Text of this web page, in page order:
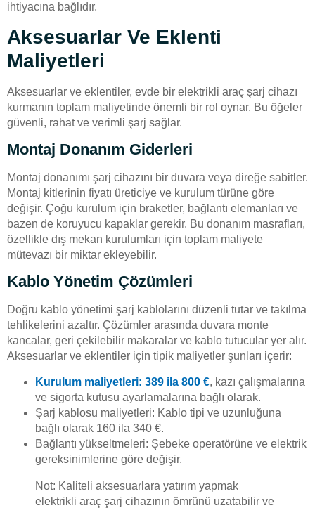
ihtiyacına bağlıdır.
Aksesuarlar Ve Eklenti
Maliyetleri
Aksesuarlar ve eklentiler, evde bir elektrikli araç şarj cihazı
kurmanın toplam maliyetinde önemli bir rol oynar. Bu öğeler
güvenli, rahat ve verimli şarj sağlar.
Montaj Donanım Giderleri
Montaj donanımı şarj cihazını bir duvara veya direğe sabitler.
Montaj kitlerinin fiyatı üreticiye ve kurulum türüne göre
değişir. Çoğu kurulum için braketler, bağlantı elemanları ve
bazen de koruyucu kapaklar gerekir. Bu donanım masrafları,
özellikle dış mekan kurulumları için toplam maliyete
mütevazı bir miktar ekleyebilir.
Kablo Yönetim Çözümleri
Doğru kablo yönetimi şarj kablolarını düzenli tutar ve takılma
tehlikelerini azaltır. Çözümler arasında duvara monte
kancalar, geri çekilebilir makaralar ve kablo tutucular yer alır.
Aksesuarlar ve eklentiler için tipik maliyetler şunları içerir:
Kurulum maliyetleri: 389 ila 800 €, kazı çalışmalarına
ve sigorta kutusu ayarlamalarına bağlı olarak.
Şarj kablosu maliyetleri: Kablo tipi ve uzunluğuna
bağlı olarak 160 ila 340 €.
Bağlantı yükseltmeleri: Şebeke operatörüne ve elektrik
gereksinimlerine göre değişir.
Not: Kaliteli aksesuarlara yatırım yapmak
elektrikli araç şarj cihazının ömrünü uzatabilir ve